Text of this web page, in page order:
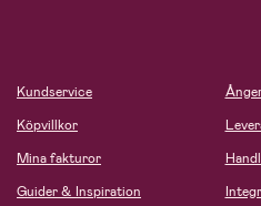
Kundservice
Köpvillkor
Mina fakturor
Guider & Inspiration